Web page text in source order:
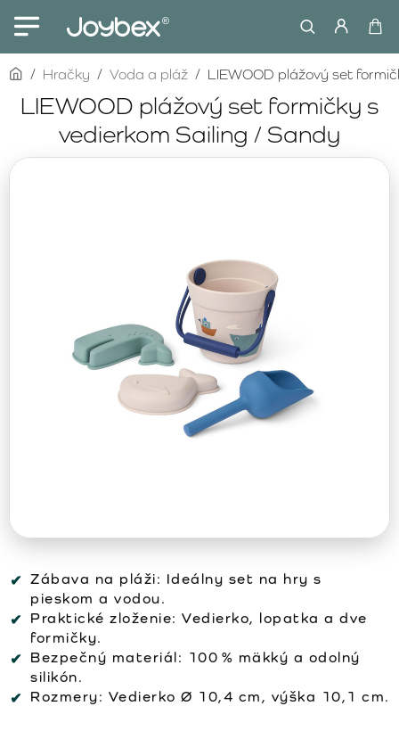
LIEWOOD plážový set formičky s
vedierkom Sailing / Sandy
homeHračky Voda a pláž LIEWOOD plážový set
Zábava na pláži: Ideálny set na hry s
pieskom a vodou.
Praktické zloženie: Vedierko, lopatka a dve
formičky.
Bezpečný materiál: 100 % mäkký a odolný
silikón.
Rozmery: Vedierko Ø 10,4 cm, výška 10,1 cm.